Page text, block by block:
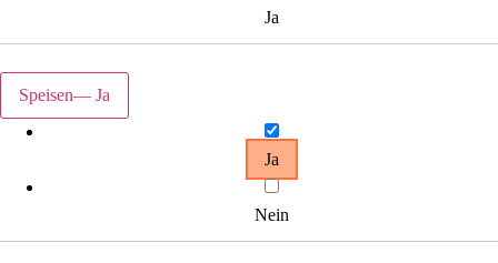
Ja
Speisen— Ja
Ja
Nein